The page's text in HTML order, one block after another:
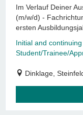
Im Verlauf Deiner
(m/w/d) -
ersten
Initial and
Student/Trainee/
Dinklage,